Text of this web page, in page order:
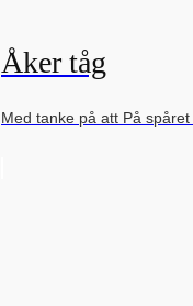
Åker tåg
Med tanke på att På